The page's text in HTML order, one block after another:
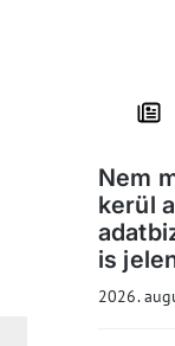
Nem
kerül
is
2026.